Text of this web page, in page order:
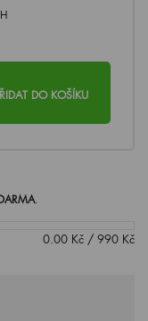
DO KOŠÍKU
.
0.00 Kč / 990 Kč